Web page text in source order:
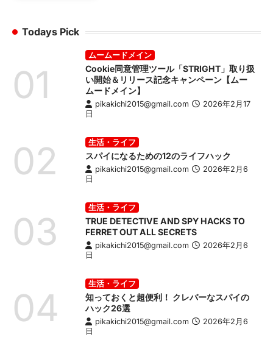
Todays Pick
01
ムームードメイン
Cookie同意管理ツール「STRIGHT」取り扱
い開始＆リリース記念キャンペーン【ムー
ムードメイン】
pikakichi2015@gmail.com
2026年2月17
日
02 生活・ライフ
スパイになるための12のライフハック
pikakichi2015@gmail.com
2026年2月6
日
03
生活・ライフ
TRUE DETECTIVE AND SPY HACKS TO
FERRET OUT ALL SECRETS
pikakichi2015@gmail.com
2026年2月6
日
04
生活・ライフ
知っておくと超便利！ クレバーなスパイの
ハック26選
pikakichi2015@gmail.com
2026年2月6
日